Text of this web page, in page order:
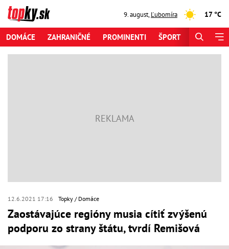
9. august,Ľubomíra 17 °C
DOMÁCE ZAHRANIČNÉ PROMINENTI ŠPORT
12.6.2021 17:16 Topky Domáce
Zaostávajúce regióny musia cítiť zvýšenú
podporu zo strany štátu, tvrdí Remišová